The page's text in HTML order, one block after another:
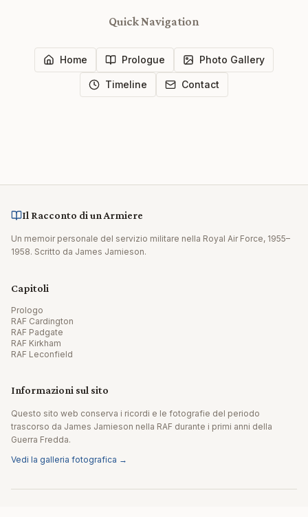
Quick Navigation
Home Prologue Photo Gallery
Timeline Contact
Il Racconto di un Armiere
Un memoir personale del servizio militare nella Royal Air Force, 1955–
1958. Scritto da James Jamieson.
Capitoli
Prologo
RAF Cardington
RAF Padgate
RAF Kirkham
RAF Leconfield
Informazioni sul sito
Questo sito web conserva i ricordi e le fotografie del periodo
trascorso da James Jamieson nella RAF durante i primi anni della
Guerra Fredda.
Vedi la galleria fotografica →